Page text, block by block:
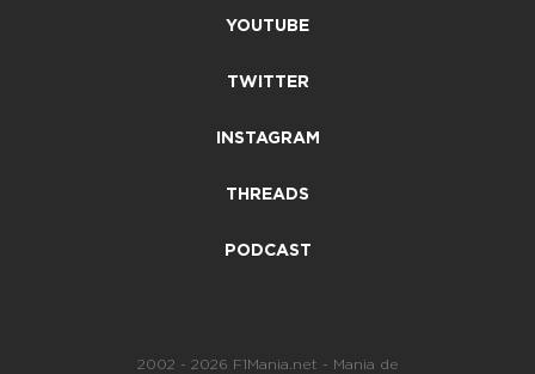
YOUTUBE
TWITTER
INSTAGRAM
THREADS
PODCAST
2002 - 2026 F1Mania.net - Mania de